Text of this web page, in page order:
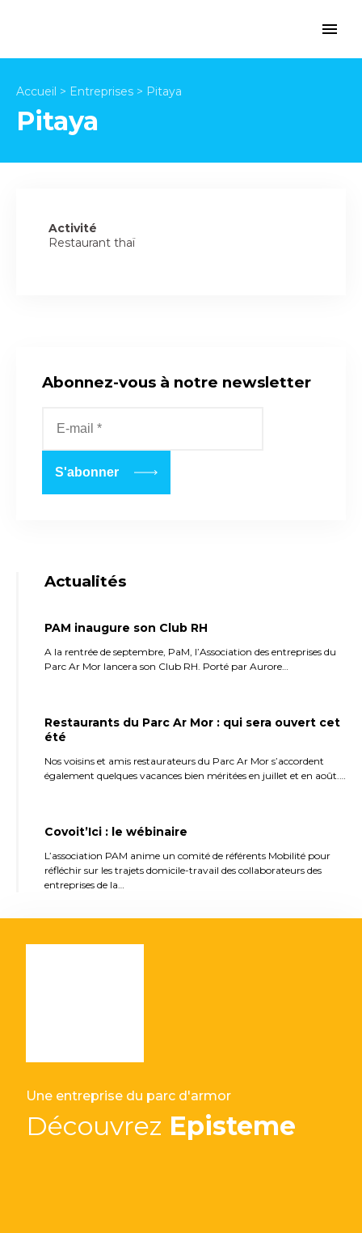
Accueil > Entreprises > Pitaya
Pitaya
Activité
Restaurant thaï
Abonnez-vous à notre newsletter
Actualités
PAM inaugure son Club RH
A la rentrée de septembre, PaM, l’Association des entreprises du
Parc Ar Mor lancera son Club RH. Porté par Aurore…
Restaurants du Parc Ar Mor : qui sera ouvert cet
été
Nos voisins et amis restaurateurs du Parc Ar Mor s’accordent
également quelques vacances bien méritées en juillet et en août.…
Covoit’Ici : le wébinaire
L’association PAM anime un comité de référents Mobilité pour
réfléchir sur les trajets domicile-travail des collaborateurs des
entreprises de la…
Une entreprise du parc d'armor
Découvrez Episteme